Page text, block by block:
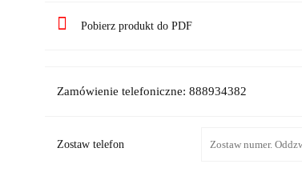
Pobierz produkt do PDF
Zamówienie telefoniczne: 888934382
Zostaw telefon